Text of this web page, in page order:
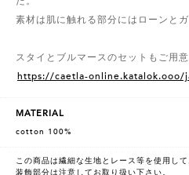
素材は肌に触れる部分にはローンと
スタイとブルマースのセットもご用意
https://caetla-online.katalok.ooo/
MATERIAL
cotton 100%
この商品は繊細な生地とレース等を使用して
装飾部分は注意してお取り扱い下さい。